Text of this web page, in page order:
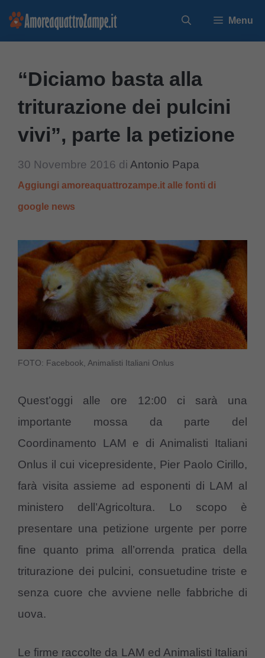
Vai
Menu
“Diciamo basta alla
triturazione dei pulcini
vivi”, parte la petizione
30 Novembre 2016 di Antonio Papa
Aggiungi amoreaquattrozampe.it alle fonti di
google news
FOTO: Facebook, Animalisti Italiani Onlus
Quest’oggi alle ore 12:00 ci sarà una
importante mossa da parte del
Coordinamento LAM e di Animalisti Italiani
Onlus il cui vicepresidente, Pier Paolo Cirillo,
farà visita assieme ad esponenti di LAM al
ministero dell’Agricoltura. Lo scopo è
presentare una petizione urgente per porre
fine quanto prima all’orrenda pratica della
triturazione dei pulcini, consuetudine triste e
senza cuore che avviene nelle fabbriche di
uova.
Le firme raccolte da LAM ed Animalisti Italiani